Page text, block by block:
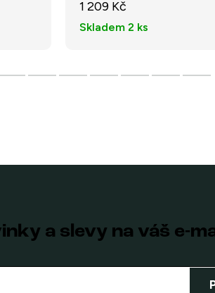
1 209 Kč
Skladem 2 ks
a slevy na váš e-